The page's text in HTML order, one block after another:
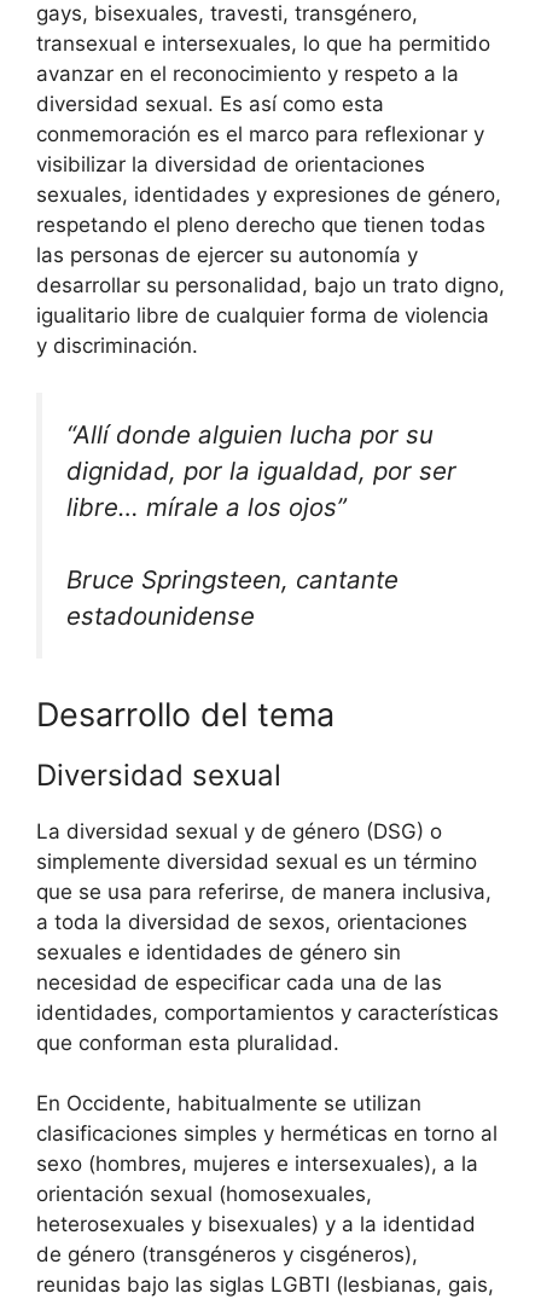
gays, bisexuales, travesti, transgénero,
transexual e intersexuales, lo que ha permitido
avanzar en el reconocimiento y respeto a la
diversidad sexual. Es así como esta
conmemoración es el marco para reflexionar y
visibilizar la diversidad de orientaciones
sexuales, identidades y expresiones de género,
respetando el pleno derecho que tienen todas
las personas de ejercer su autonomía y
desarrollar su personalidad, bajo un trato digno,
igualitario libre de cualquier forma de violencia
y discriminación.
“Allí donde alguien lucha por su
dignidad, por la igualdad, por ser
libre… mírale a los ojos”
Bruce Springsteen, cantante
estadounidense
Desarrollo del tema
Diversidad sexual
La diversidad sexual y de género (DSG) o
simplemente diversidad sexual es un término
que se usa para referirse, de manera inclusiva,
a toda la diversidad de sexos, orientaciones
sexuales e identidades de género sin
necesidad de especificar cada una de las
identidades, comportamientos y características
que conforman esta pluralidad.​
En Occidente, habitualmente se utilizan
clasificaciones simples y herméticas en torno al
sexo (hombres, mujeres e intersexuales), a la
orientación sexual (homosexuales,
heterosexuales y bisexuales) y a la identidad
de género (transgéneros y cisgéneros),
reunidas bajo las siglas LGBTI (lesbianas, gais,